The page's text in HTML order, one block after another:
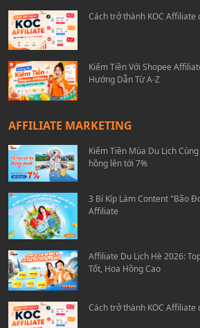
Cách trở thành KOC
Kiếm Tiền Với Shopee
Hướng Dẫn Từ A-Z
AFFILIATE MARKETING
Kiếm Tiền Mùa Du Lịch
hồng lên tới 7%
3 Bí Kíp Làm Content "Bão
Affiliate
Affiliate Du Lịch Hè 2026:
Tốt, Hoa Hồng Cao
Cách trở thành KOC